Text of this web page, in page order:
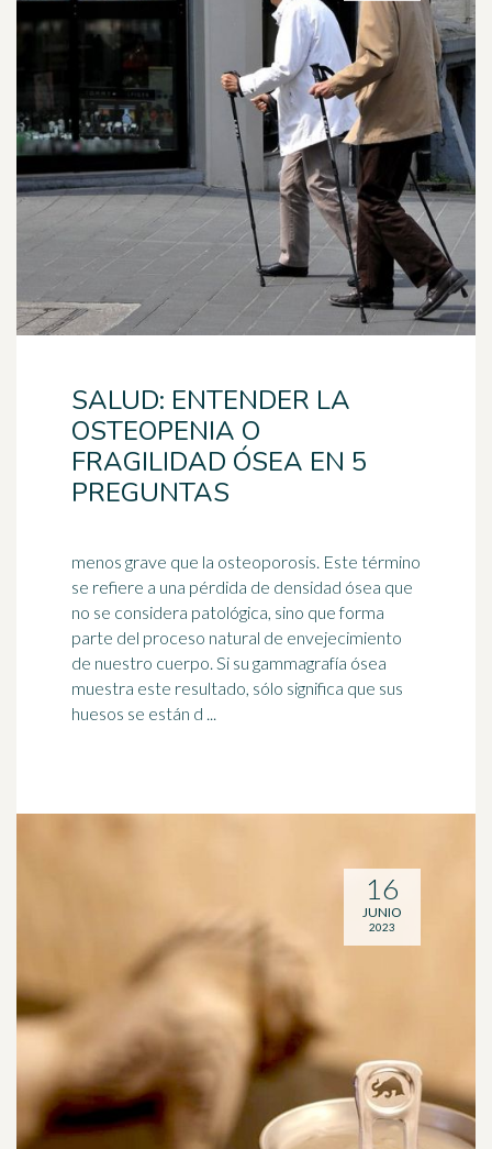
SALUD: ENTENDER LA
OSTEOPENIA O
FRAGILIDAD ÓSEA EN 5
PREGUNTAS
menos grave que la osteoporosis. Este término
se refiere a una pérdida de densidad ósea que
no se considera patológica, sino que forma
parte del proceso natural de envejecimiento
de nuestro cuerpo. Si su gammagrafía ósea
muestra este resultado, sólo significa que sus
huesos se están d ...
16
JUNIO
2023